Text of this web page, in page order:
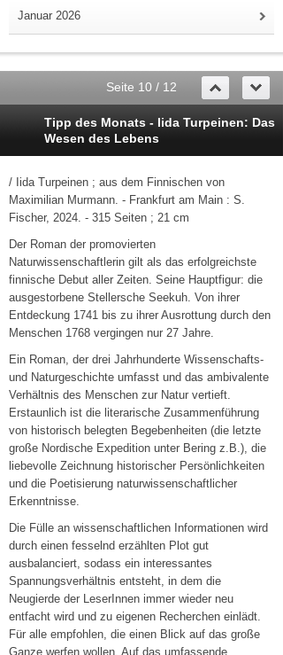
Januar 2026
Seite 10 / 12
Tipp des Monats - Iida Turpeinen: Das
Wesen des Lebens
/ Iida Turpeinen ; aus dem Finnischen von
Maximilian Murmann. - Frankfurt am Main : S.
Fischer, 2024. - 315 Seiten ; 21 cm
Der Roman der promovierten
Naturwissenschaftlerin gilt als das erfolgreichste
finnische Debut aller Zeiten. Seine Hauptfigur: die
ausgestorbene Stellersche Seekuh. Von ihrer
Entdeckung 1741 bis zu ihrer Ausrottung durch den
Menschen 1768 vergingen nur 27 Jahre.
Ein Roman, der drei Jahrhunderte Wissenschafts-
und Naturgeschichte umfasst und das ambivalente
Verhältnis des Menschen zur Natur vertieft.
Erstaunlich ist die literarische Zusammenführung
von historisch belegten Begebenheiten (die letzte
große Nordische Expedition unter Bering z.B.), die
liebevolle Zeichnung historischer Persönlichkeiten
und die Poetisierung naturwissenschaftlicher
Erkenntnisse.
Die Fülle an wissenschaftlichen Informationen wird
durch einen fesselnd erzählten Plot gut
ausbalanciert, sodass ein interessantes
Spannungsverhältnis entsteht, in dem die
Neugierde der LeserInnen immer wieder neu
entfacht wird und zu eigenen Recherchen einlädt.
Für alle empfohlen, die einen Blick auf das große
Ganze werfen wollen. Auf das umfassende